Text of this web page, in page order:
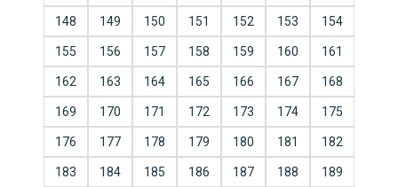
148 149 150 151 152 153 154
155 156 157 158 159 160 161
162 163 164 165 166 167 168
169 170 171 172 173 174 175
176 177 178 179 180 181 182
183 184 185 186 187 188 189